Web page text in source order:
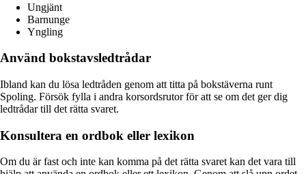
Ungjänt
Barnunge
Yngling
Använd bokstavsledtrådar
Ibland kan du lösa ledtråden genom att titta på bokstäverna runt
Spoling. Försök fylla i andra korsordsrutor för att se om det ger dig
ledtrådar till det rätta svaret.
Konsultera en ordbok eller lexikon
Om du är fast och inte kan komma på det rätta svaret kan det vara till